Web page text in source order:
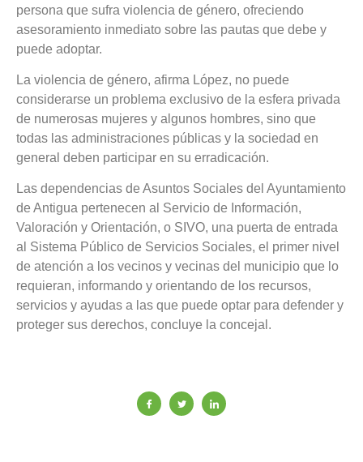
persona que sufra violencia de género, ofreciendo
asesoramiento inmediato sobre las pautas que debe y
puede adoptar.
La violencia de género, afirma López, no puede
considerarse un problema exclusivo de la esfera privada
de numerosas mujeres y algunos hombres, sino que
todas las administraciones públicas y la sociedad en
general deben participar en su erradicación.
Las dependencias de Asuntos Sociales del Ayuntamiento
de Antigua pertenecen al Servicio de Información,
Valoración y Orientación, o SIVO, una puerta de entrada
al Sistema Público de Servicios Sociales, el primer nivel
de atención a los vecinos y vecinas del municipio que lo
requieran, informando y orientando de los recursos,
servicios y ayudas a las que puede optar para defender y
proteger sus derechos, concluye la concejal.